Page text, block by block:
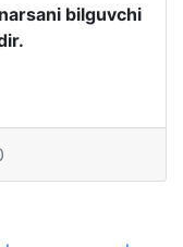
bilguvchi